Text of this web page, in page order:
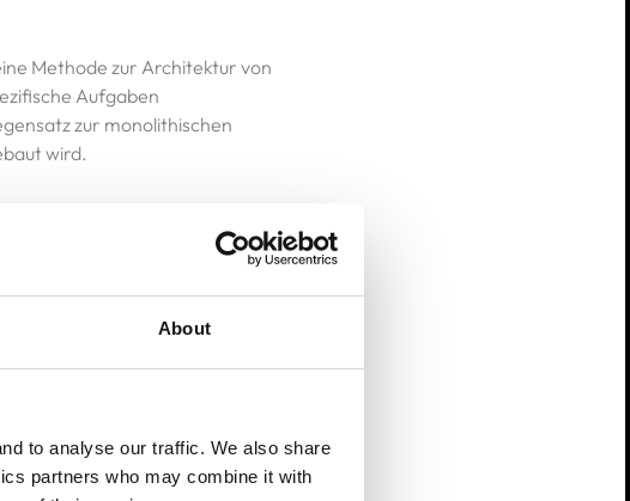
About
to analyse our traffic. We also share
partners who may combine it with
Methode zur Architektur von
Aufgaben
zur monolithischen
wird.
Durch die Aufteilung von
Da jeder Dienst
zum Zusammenbruch des